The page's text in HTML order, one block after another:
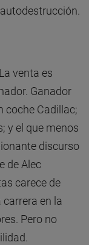
venta es
Ganador
coche Cadillac;
y el que menos
discurso
de Alec
carece de
en la
Pero no